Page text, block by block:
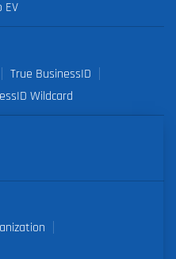
EV
True BusinessID
Wildcard